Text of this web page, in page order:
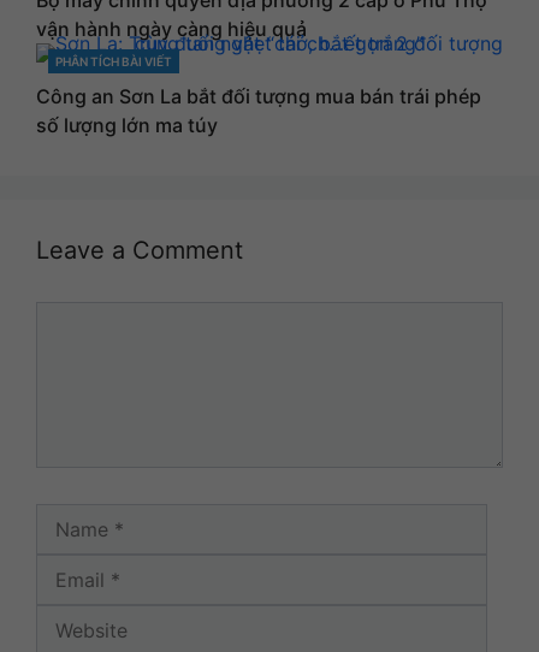
vận hành ngày càng hiệu quả
CATEGORIES
PHÂN TÍCH BÀI VIẾT
Công an Sơn La bắt đối tượng mua bán trái phép
số lượng lớn ma túy
Leave a Comment
Name